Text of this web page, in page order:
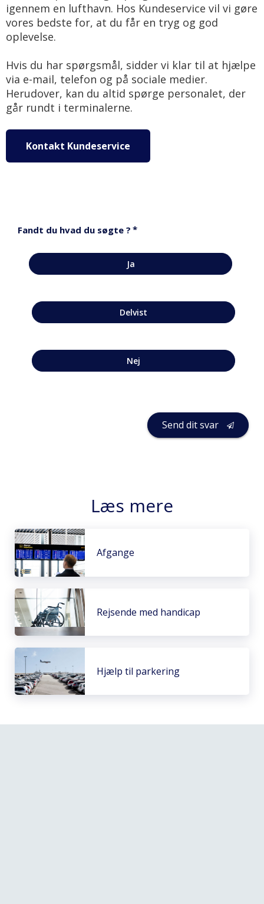
igennem en lufthavn. Hos Kundeservice vil vi gøre
vores bedste for, at du får en tryg og god
oplevelse.
Hvis du har spørgsmål, sidder vi klar til at hjælpe
via e-mail, telefon og på sociale medier.
Herudover, kan du altid spørge personalet, der
går rundt i terminalerne.
Kontakt Kundeservice
Fandt du hvad du søgte ? *
Ja
Delvist
Nej
Send dit svar
Læs mere
Afgange
Rejsende med handicap
Hjælp til parkering